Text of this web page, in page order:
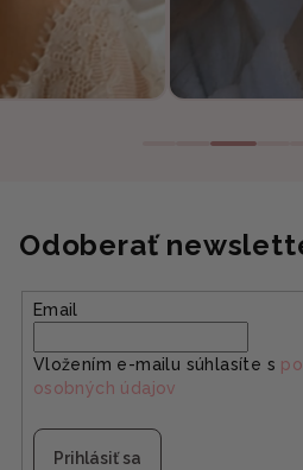
Odoberať
Email
Vložením e-mailu súhlasíte s
osobných údajov
Prihlásiť sa